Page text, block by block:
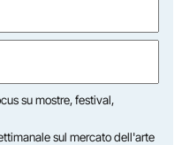
su mostre, festival,
sul mercato dell'arte